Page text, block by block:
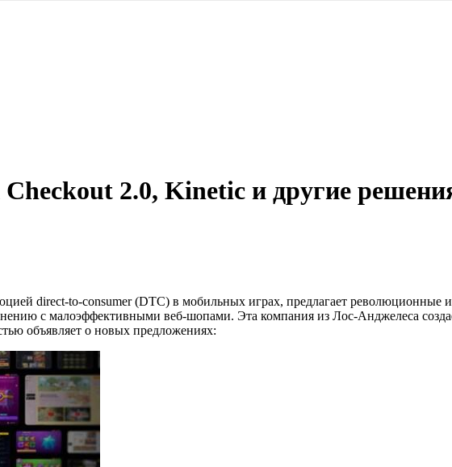
2.0, Kinetic и другие
direct-to-consumer (DTC) в мобильных играх, предлагает
с малоэффективными веб-шопами. Эта компания из Лос-Анджелеса
объявляет о новых предложениях: